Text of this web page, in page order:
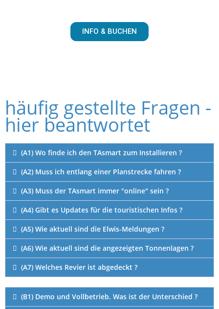
INFO & BUCHEN
häufig gestellte Fragen -
hier beantwortet
(A1) Wo finde ich den TAsmart zum Installieren ?
(A2) Muss ich entlang einer Planstrecke fahren ?
(A3) Muss der TAsmart immer "online" sein ?
(A4) Gibt es Updates für die touristischen Infos ?
(A5) Wie aktuell sind die Elwis-Meldungen ?
(A6) Wie aktuell sind die angezeigten Tonnenlagen ?
(A7) Welches Revier ist abgedeckt ?
(B1) Demo und Vollbetrieb. Was ist der Unterschied ?